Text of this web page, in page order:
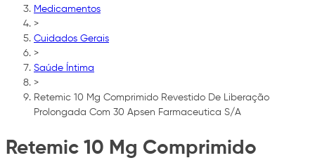
Medicamentos
>
Cuidados Gerais
>
Saúde Íntima
>
Retemic 10 Mg Comprimido Revestido De Liberação
Prolongada Com 30 Apsen Farmaceutica S/A
Retemic 10 Mg Comprimido